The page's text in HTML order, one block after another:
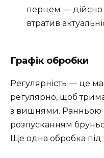
перцем — дійсно
втратив
Графік обробки
Регулярність — це
регулярно, щоб
з вишнями. Ранньою
розпусканням
Ще одна обробка під